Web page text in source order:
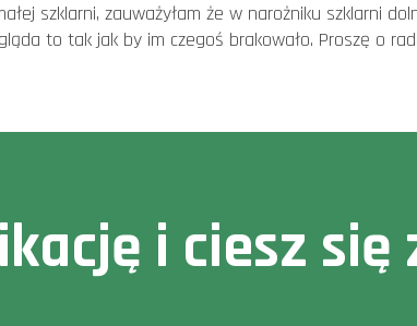
szklarni, zauważyłam że w narożniku szklarni
to tak jak by im czegoś brakowało. Proszę o
i ciesz